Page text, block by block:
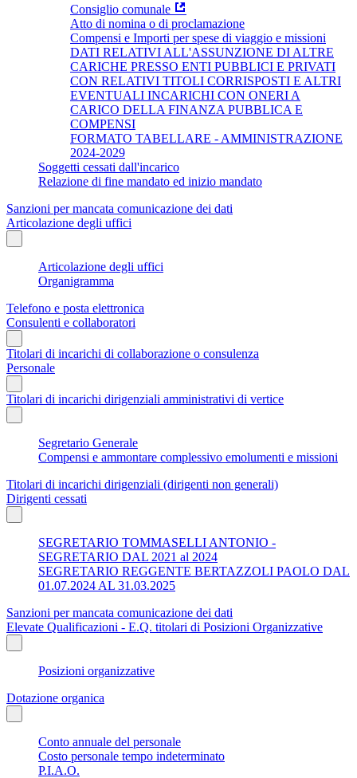
Consiglio comunale
Atto di nomina o di proclamazione
Compensi e Importi per spese di viaggio e missioni
DATI RELATIVI ALL'ASSUNZIONE DI ALTRE
CARICHE PRESSO ENTI PUBBLICI E PRIVATI
CON RELATIVI TITOLI CORRISPOSTI E ALTRI
EVENTUALI INCARICHI CON ONERI A
CARICO DELLA FINANZA PUBBLICA E
COMPENSI
FORMATO TABELLARE - AMMINISTRAZIONE
2024-2029
Soggetti cessati dall'incarico
Relazione di fine mandato ed inizio mandato
Sanzioni per mancata comunicazione dei dati
Articolazione degli uffici
Articolazione degli uffici
Organigramma
Telefono e posta elettronica
Consulenti e collaboratori
Titolari di incarichi di collaborazione o consulenza
Personale
Titolari di incarichi dirigenziali amministrativi di vertice
Segretario Generale
Compensi e ammontare complessivo emolumenti e missioni
Titolari di incarichi dirigenziali (dirigenti non generali)
Dirigenti cessati
SEGRETARIO TOMMASELLI ANTONIO -
SEGRETARIO DAL 2021 al 2024
SEGRETARIO REGGENTE BERTAZZOLI PAOLO DAL
01.07.2024 AL 31.03.2025
Sanzioni per mancata comunicazione dei dati
Elevate Qualificazioni - E.Q. titolari di Posizioni Organizzative
Posizioni organizzative
Dotazione organica
Conto annuale del personale
Costo personale tempo indeterminato
P.I.A.O.